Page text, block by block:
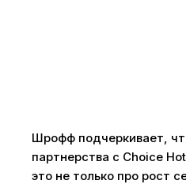
Шрофф подчеркивает,
партнерства с Choice
это не только про рост